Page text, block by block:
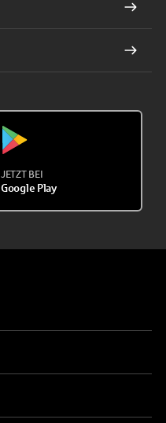
JETZT BEI
Google Play